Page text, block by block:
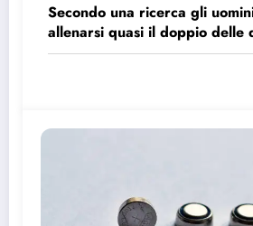
Secondo una ricerca gli
allenarsi quasi il doppio delle
avere gli stessi effetti benefici